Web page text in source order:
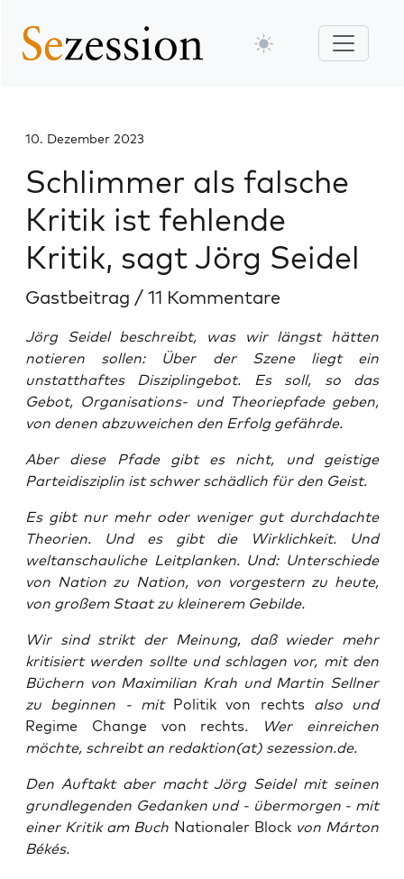
10. Dezember 2023
Schlimmer als falsche
Kritik ist fehlende
Kritik, sagt Jörg Seidel
Gastbeitrag / 11 Kommentare
Jörg Seidel beschreibt, was wir längst hätten
notieren sollen: Über der Szene liegt ein
unstatthaftes Disziplingebot. Es soll, so das
Gebot, Organisations- und Theoriepfade geben,
von denen abzuweichen den Erfolg gefährde.
Aber diese Pfade gibt es nicht, und geistige
Parteidisziplin ist schwer schädlich für den Geist.
Es gibt nur mehr oder weniger gut durchdachte
Theorien. Und es gibt die Wirklichkeit. Und
weltanschauliche Leitplanken. Und: Unterschiede
von Nation zu Nation, von vorgestern zu heute,
von großem Staat zu kleinerem Gebilde.
Wir sind strikt der Meinung, daß wieder mehr
kritisiert werden sollte und schlagen vor, mit den
Büchern von Maximilian Krah und Martin Sellner
zu beginnen - mit Politik von rechtsalso und
Regime Change von rechts. Wer einreichen
möchte, schreibt an redaktion(at) sezession.de.
Den Auftakt aber macht Jörg Seidel mit seinen
grundlegenden Gedanken und - übermorgen - mit
einer Kritik am Buch Nationaler Blockvon Márton
Békés.